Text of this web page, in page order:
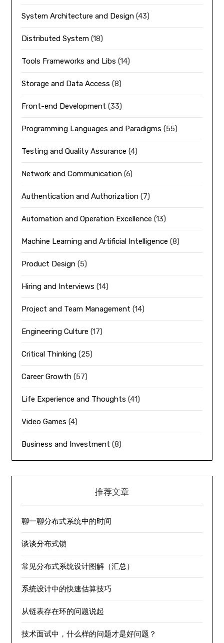
System Architecture and Design (43)
Distributed System (18)
Tools Frameworks and Libs (14)
Storage and Data Access (8)
Front-end Development (33)
Programming Languages and Paradigms (55)
Testing and Quality Assurance (4)
Network and Communication (6)
Authentication and Authorization (7)
Automation and Operation Excellence (13)
Machine Learning and Artificial Intelligence (8)
Product Design (5)
Hiring and Interviews (14)
Project and Team Management (14)
Engineering Culture (17)
Critical Thinking (25)
Career Growth (57)
Life Experience and Thoughts (41)
Video Games (4)
Business and Investment (8)
推荐文章
聊一聊分布式系统中的时间
谈谈分布式锁
常见分布式系统设计图解（汇总）
系统设计中的快速估算技巧
从链表存在环的问题说起
技术面试中，什么样的问题才是好问题？